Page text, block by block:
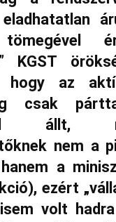
eladhatatlan
tömegével
KGST
hogy az
csak
nem a
a
ezért
volt